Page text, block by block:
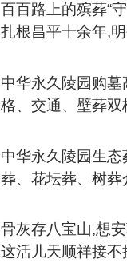
百百路上的殡葬“
扎根昌平十余年,
中华永久陵园购墓
格、交通、壁葬双
中华永久陵园生态
葬、花坛葬、树葬
骨灰存八宝山,想
这活儿天顺祥接不